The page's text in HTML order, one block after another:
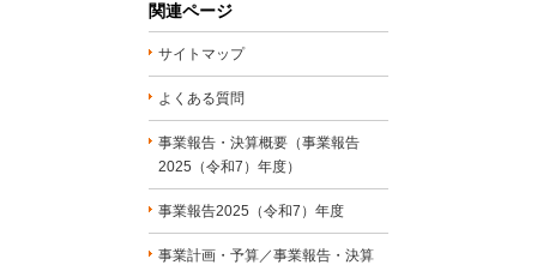
関連ページ
サイトマップ
よくある質問
事業報告・決算概要（事業報告
2025（令和7）年度）
事業報告2025（令和7）年度
事業計画・予算／事業報告・決算